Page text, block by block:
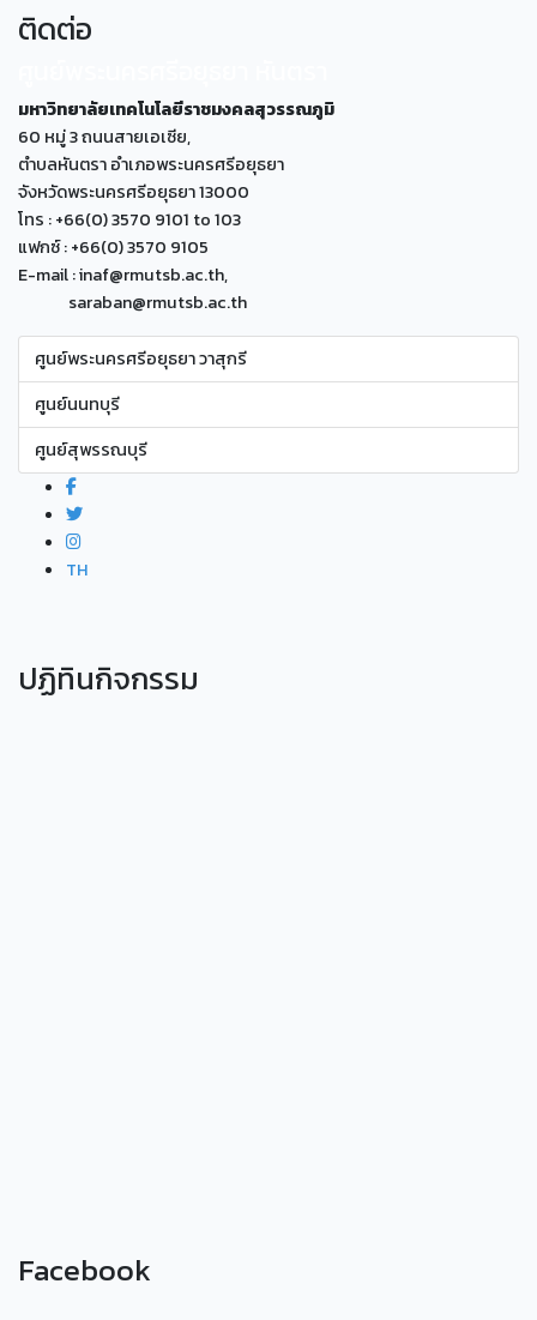
ติดต่อ
มหาวิทยาลัยเทคโนโลยีราชมงคลสุวรรณภูมิ
60 หมู่ 3 ถนนสายเอเซีย,
ตำบลหันตรา อำเภอพระนครศรีอยุธยา
จังหวัดพระนครศรีอยุธยา 13000
โทร : +66(0) 3570 9101 to 103
แฟกซ์ : +66(0) 3570 9105
E-mail : inaf@rmutsb.ac.th,
saraban@rmutsb.ac.th
ศูนย์พระนครศรีอยุธยา วาสุกรี
ศูนย์นนทบุรี
ศูนย์สุพรรณบุรี
TH
ปฏิทินกิจกรรม
Facebook